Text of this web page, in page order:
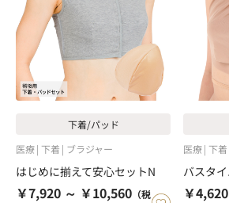
下着/パッド
医療 下着 ブラジャー
はじめに揃えて安心セットN
￥7,920 ～ ￥10,560 （税
医療 下着
バスタ
￥4,620